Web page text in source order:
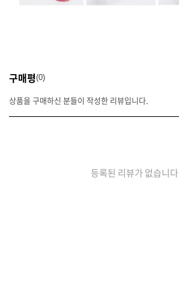
구매평 0
상품을 구매하신 분들이 작성한 리뷰입니다.
등록된 리뷰가 없습니다